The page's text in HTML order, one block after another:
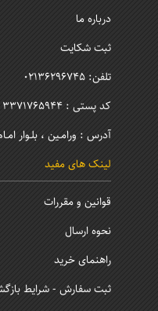
درباره ما
ثبت شکایت
تلفن: 02136296745
کد پستی : 3371765944
آدرس : ورامـین ، بلـوار
لینک های مفید
قوانین و مقررات
نحوه ارسال
راهنمای خرید
ثبت سفارش - شرایط